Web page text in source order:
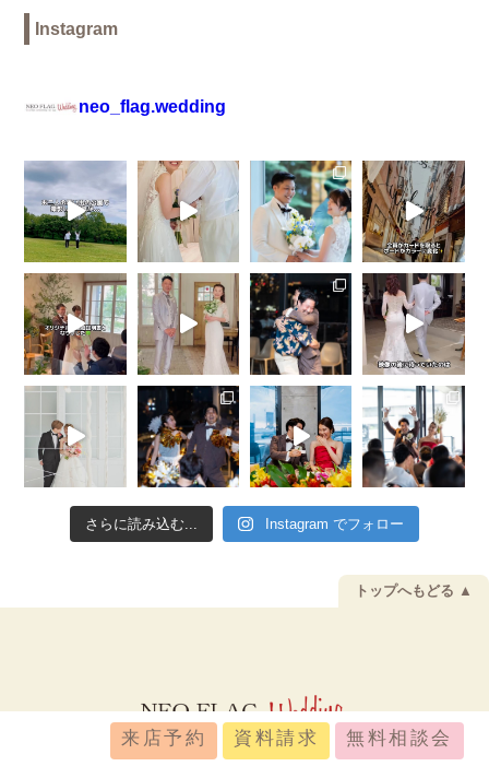
無料相談会
資料請求
来店予約
Instagram
neo_flag.wedding
さらに読み込む... Instagram でフォロー
トップへもどる ▲